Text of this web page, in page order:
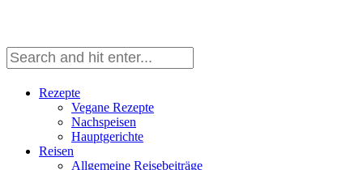
Rezepte
Vegane Rezepte
Nachspeisen
Hauptgerichte
Reisen
Allgemeine Reisebeiträge